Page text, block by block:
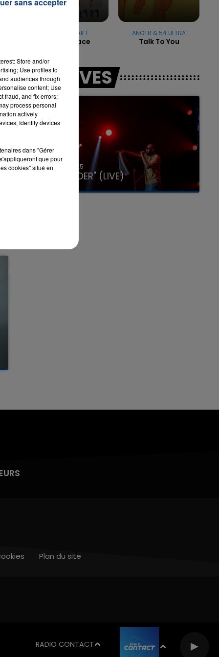
TAYLOR SWIFT
Blank Space
ANOTR & 54 ULTRA
Talk To You
LES LIVES
31 janvier 2025
GIMS "SPIDER" (LIVE)
RADIO CONTACT
Plan du site
Store and/or
Use profiles to
audiences through
content; Use
fraud, and fix errors;
process personal
actively
Identify devices
dans "Gérer
que pour
cookies" situé en